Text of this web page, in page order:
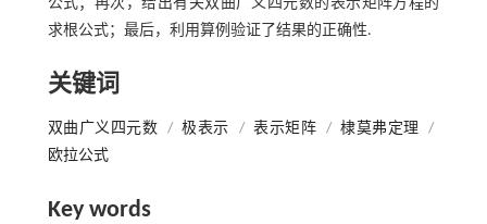
公式；再次，给出有关双曲广义四元数的表示矩阵方程的
求根公式；最后，利用算例验证了结果的正确性.
关键词
双曲广义四元数 / 极表示 / 表示矩阵 / 棣莫弗定理
/
欧拉公式
Key words